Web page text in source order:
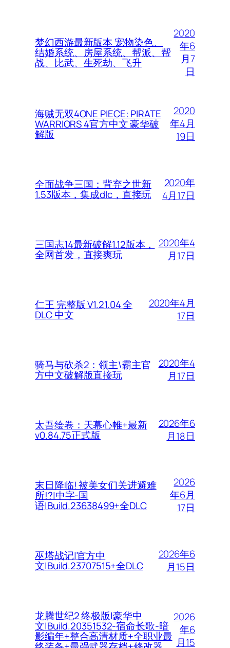
梦幻西游最新版本 宠物染色、
结婚系统、房屋系统、帮派、帮
战、比武、生死劫、飞升
2020
年6
月7
日
海贼无双4ONE PIECE: PIRATE
WARRIORS 4官方中文 豪华破
解版
2020
年4月
19日
全面战争三国：背弃之世新
1.53版本，集成dlc，直接玩
2020年
4月17日
三国志14最新破解1.12版本，
全网首发，直接爽玩
2020年4
月17日
仁王 完整版 V1.21.04 全
DLC 中文
2020年4月
17日
骑马与砍杀2：领主\霸主官
方中文破解版直接玩
2020年4
月17日
太吾绘卷：天幕心帷+最新
v0.84.75正式版
2026年6
月18日
末日降临! 被美女们关进避难
所!?|中字-国
语|Build.23638499+全DLC
2026
年6月
17日
巫塔战记|官方中
文|Build.23707515+全DLC
2026年6
月15日
龙腾世纪2 终极版|豪华中
文|Build.20351532-宿命长歌-暗
影编年+整合高清材质+全职业最
2026
年6
月15